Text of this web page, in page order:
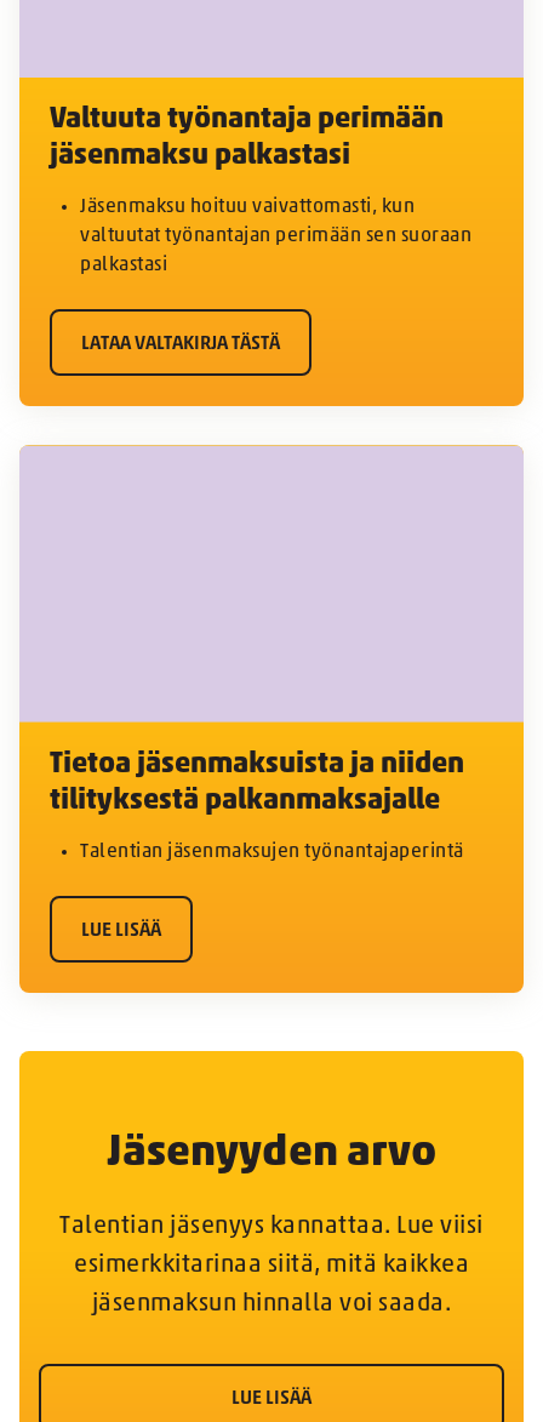
Valtuuta työnantaja perimään
jäsenmaksu palkastasi
Jäsenmaksu hoituu vaivattomasti, kun
valtuutat työnantajan perimään sen suoraan
palkastasi
LATAA VALTAKIRJA TÄSTÄ
Tietoa jäsenmaksuista ja niiden
tilityksestä palkanmaksajalle
Talentian jäsenmaksujen työnantajaperintä
LUE LISÄÄ
Jäsenyyden arvo
Talentian jäsenyys kannattaa. Lue viisi
esimerkkitarinaa siitä, mitä kaikkea
jäsenmaksun hinnalla voi saada.
LUE LISÄÄ